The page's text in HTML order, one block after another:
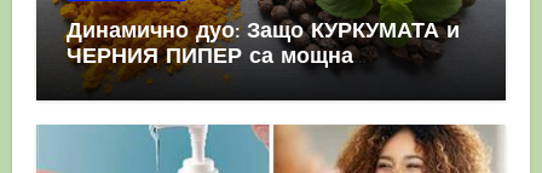
Динамично дуо: Защо КУРКУМАТА и
ЧЕРНИЯ ПИПЕР са мощна
комбинация